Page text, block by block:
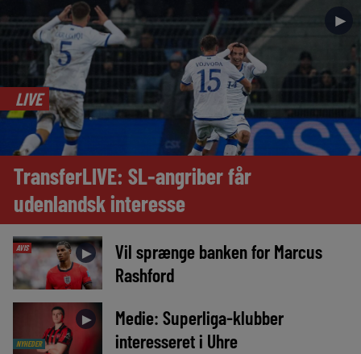
►
LIVE
TransferLIVE: SL-angriber får
udenlandsk interesse
AVIS ►
Vil sprænge banken for Marcus
Rashford
NYHEDER
►
Medie: Superliga-klubber
interesseret i Uhre